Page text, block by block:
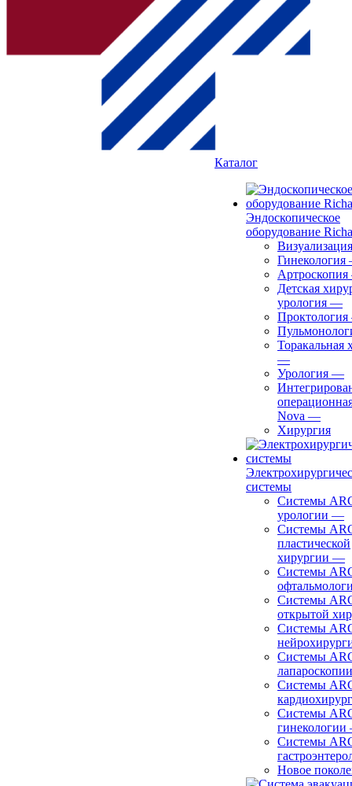
Каталог
Эндоскопическое
оборудование
Визуализация
Гинекология
Артроскопия
Детская
урология —
Проктология
Торакальная
—
Урология —
Nova —
Хирургия
системы
Системы
урологии —
Системы
пластической
хирургии —
Системы
Системы
открытой
Системы
Системы
лапароскопии
Системы
Системы
гинекологии
Системы
Новое